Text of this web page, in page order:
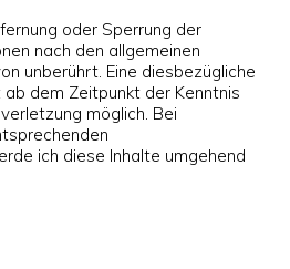
oder Sperrung der
nach den allgemeinen
unberührt. Eine diesbezügliche
dem Zeitpunkt der Kenntnis
möglich. Bei
ich diese Inhalte umgehend